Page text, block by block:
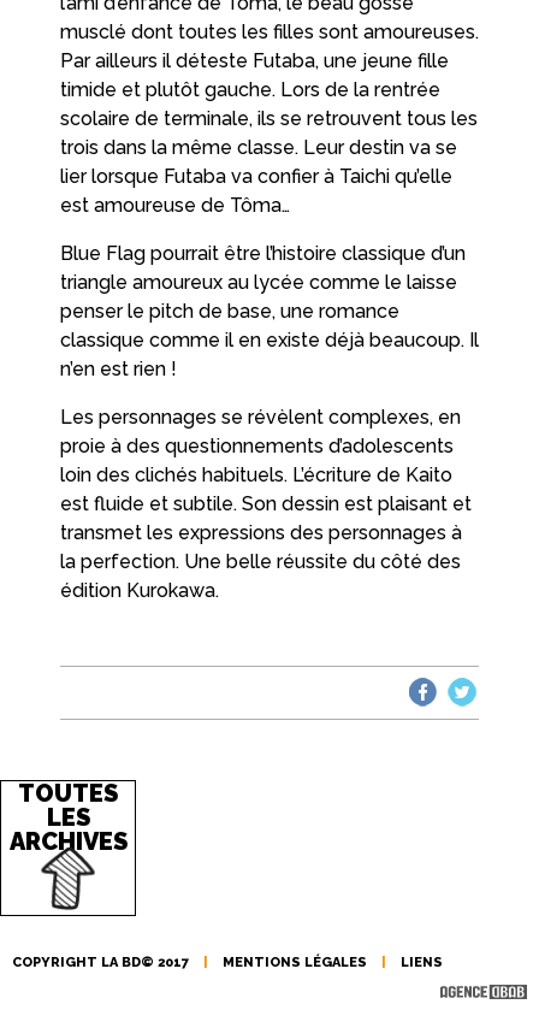
musclé dont toutes les filles sont amoureuses.
Par ailleurs il déteste Futaba, une jeune fille
timide et plutôt gauche. Lors de la rentrée
scolaire de terminale, ils se retrouvent tous les
trois dans la même classe. Leur destin va se
lier lorsque Futaba va confier à Taichi qu’elle
est amoureuse de Tôma…
Blue Flag pourrait être l’histoire classique d’un
triangle amoureux au lycée comme le laisse
penser le pitch de base, une romance
classique comme il en existe déjà beaucoup. Il
n’en est rien !
Les personnages se révèlent complexes, en
proie à des questionnements d’adolescents
loin des clichés habituels. L’écriture de Kaito
est fluide et subtile. Son dessin est plaisant et
transmet les expressions des personnages à
la perfection. Une belle réussite du côté des
édition Kurokawa.
TOUTES
LES
ARCHIVES
COPYRIGHT LA BD© 2017 MENTIONS LÉGALES LIENS